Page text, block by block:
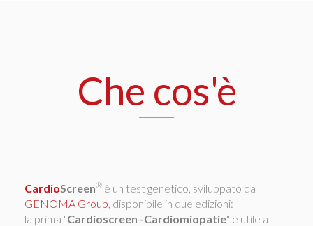
Che cos'è
CardioScreen® è un test genetico, sviluppato da
GENOMA Group , disponibile in due edizioni:
la prima "Cardioscreen -Cardiomiopatie" è utile a